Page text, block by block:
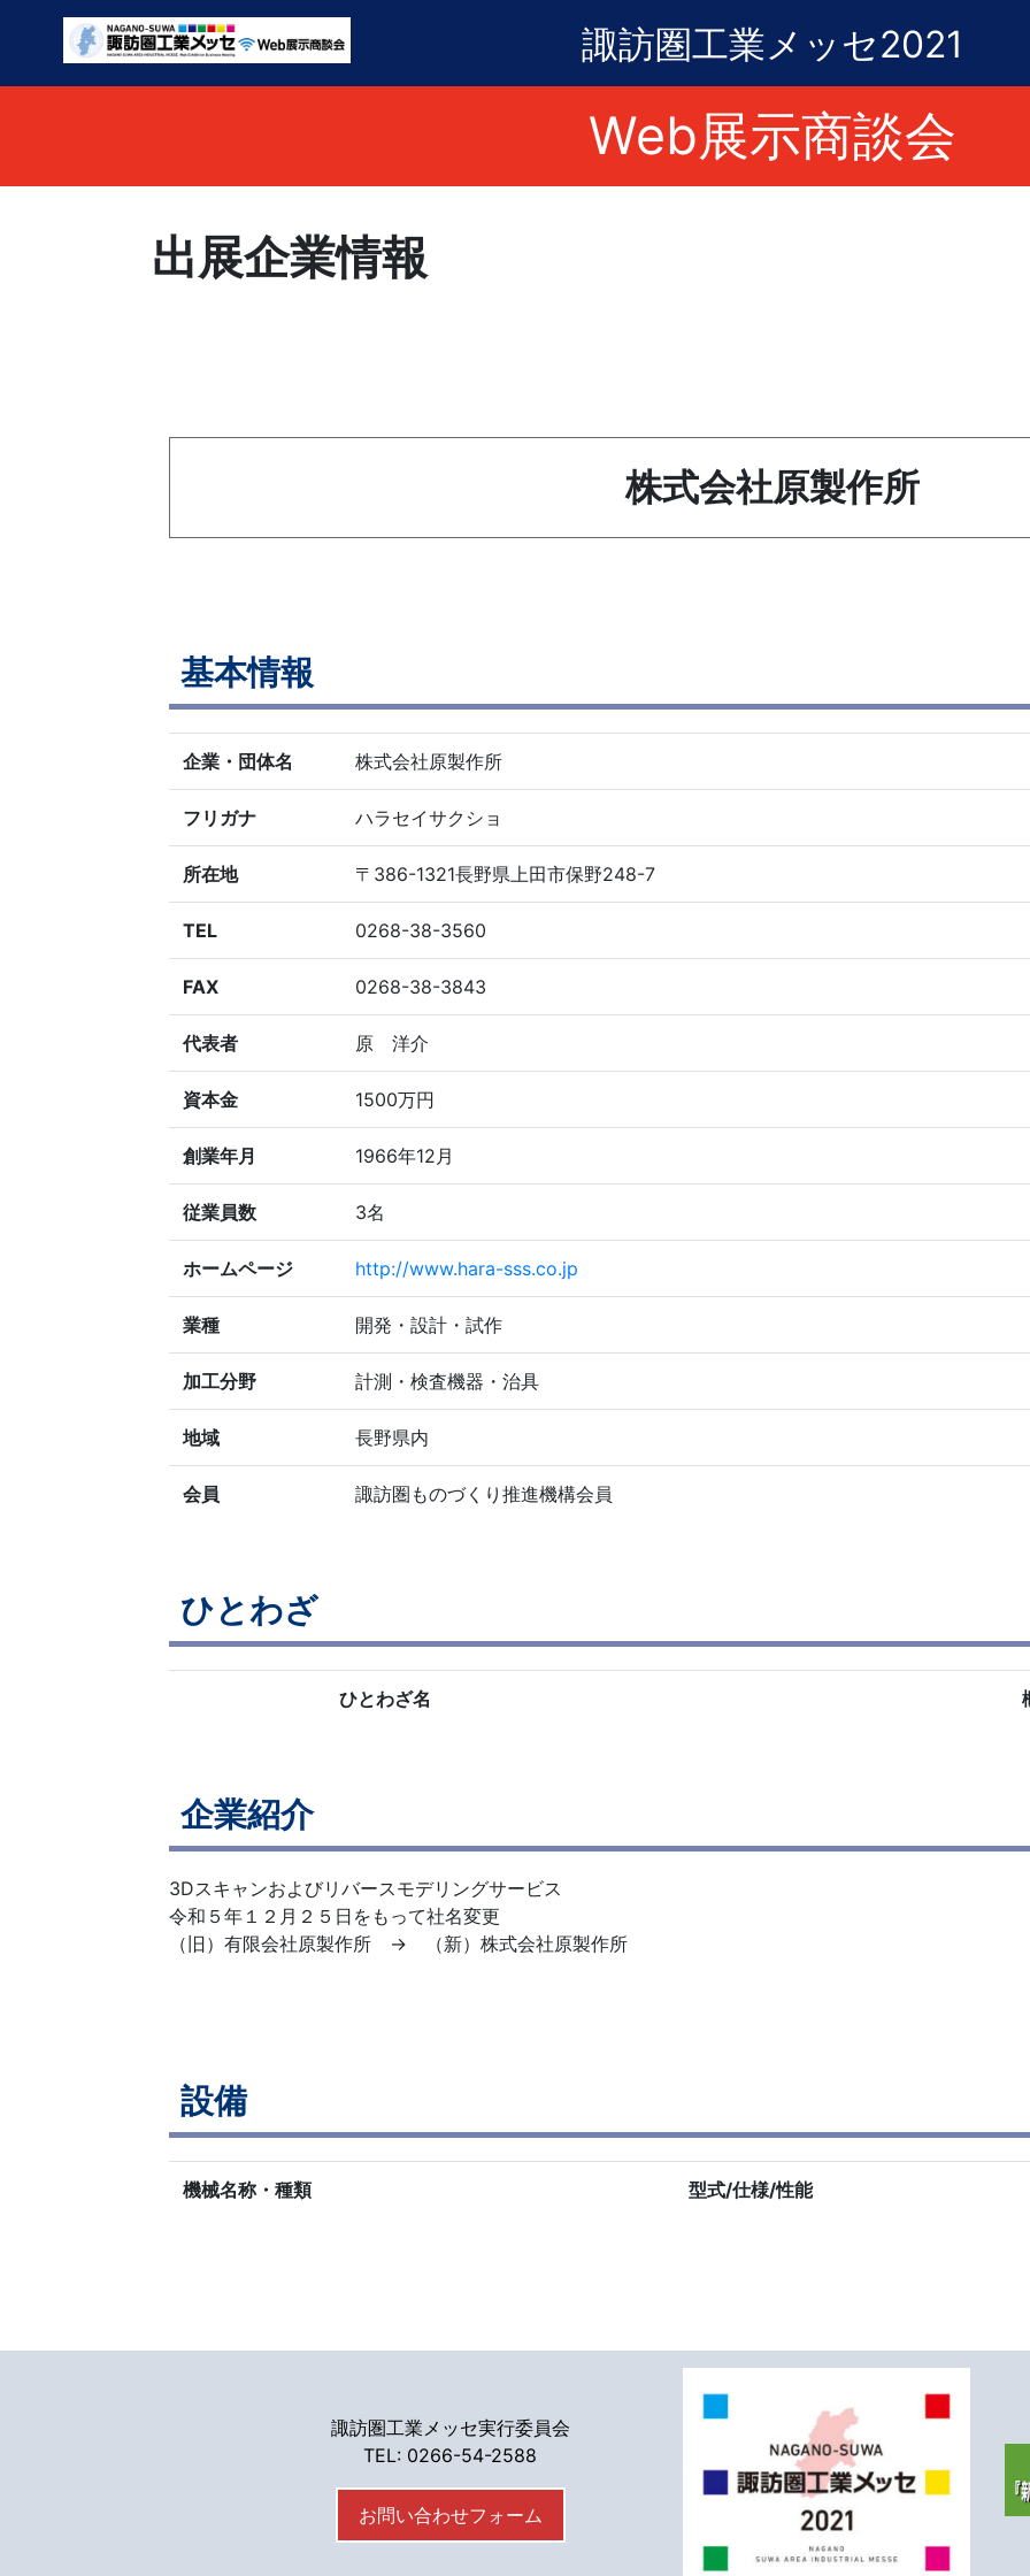
諏訪圏工業メッセ2021
Web展示商談会
出展企業情報
株式会社原製作所
基本情報
企業・団体名 株式会社原製作所
フリガナ ハラセイサクショ
所在地 〒386-1321長野県上田市保野248-7
TEL 0268-38-3560
FAX 0268-38-3843
代表者 原 洋介
資本金 1500万円
創業年月 1966年12月
従業員数 3名
ホームページ http://www.hara-sss.co.jp
業種 開発・設計・試作
加工分野 計測・検査機器・治具
地域 長野県内
会員 諏訪圏ものづくり推進機構会員
ひとわざ
ひとわざ名
企業紹介
3Dスキャンおよびリバースモデリングサービス
令和５年１２月２５日をもって社名変更
（旧）有限会社原製作所 → （新）株式会社原製作所
設備
機械名称・種類 型式/仕様/性能
諏訪圏工業メッセ実行委員会
TEL: 0266-54-2588
お問い合わせフォーム